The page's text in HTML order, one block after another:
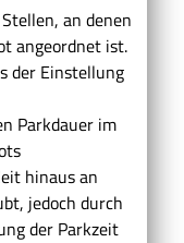
an denen
angeordnet ist.
der Einstellung
Parkdauer im
hinaus an
jedoch durch
der Parkzeit